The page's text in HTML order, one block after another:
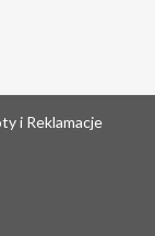
i Reklamacje